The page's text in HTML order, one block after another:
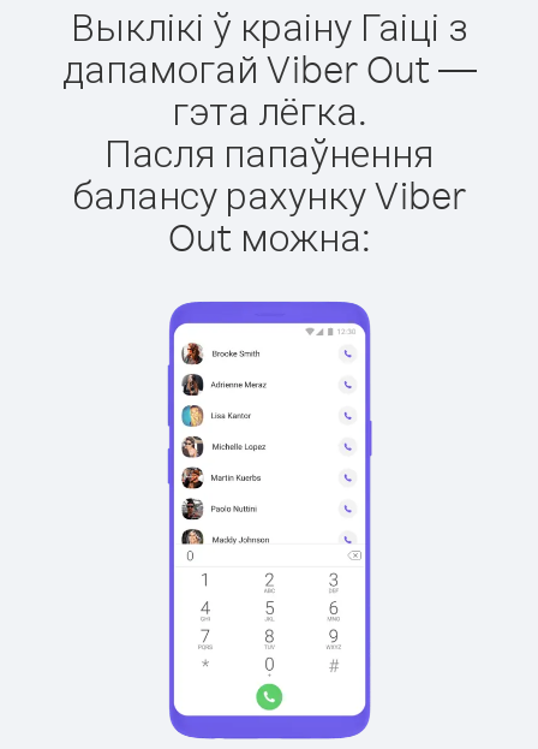
Выклікі ў краіну Гаіці з
дапамогай Viber Out —
гэта лёгка.
Пасля папаўнення
балансу рахунку Viber
Out можна: